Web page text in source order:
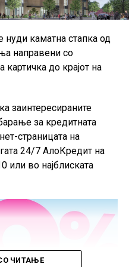
за Данска за
при пресметката на
користени
од 2025 година, а кај
од првиот квартал
нуди каматна стапка од
направени со
до крајот на
заинтересираните
за кредитната
страницата на
24/7 АлоКредит на
или во најблиската
ЧИТАЊЕ